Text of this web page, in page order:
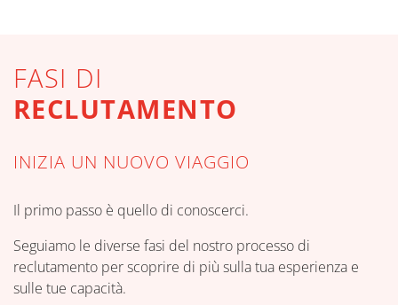
FASI DI
RECLUTAMENTO
INIZIA UN NUOVO VIAGGIO
Il primo passo è quello di conoscerci.
Seguiamo le diverse fasi del nostro processo di
reclutamento per scoprire di più sulla tua esperienza e
sulle tue capacità.